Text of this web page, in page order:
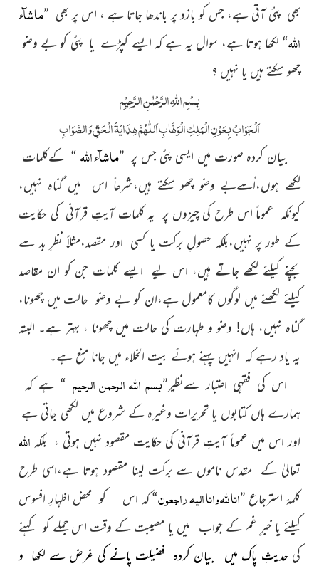
بھی پٹی آتی ہے، جس کو بازو پر باندھا جاتا ہے ، اس پر بھی ”ماشآء
اللہ“ لکھا ہوتا ہے، سوال یہ ہے کہ ایسے کپڑے یا پٹی کو بے وضو
چھو سکتے ہیں یا نہیں ؟
بِسْمِ اللّٰہِ الرَّحْمٰنِ الرَّحِیْمِ
اَلْجَوَابُ بِعَوْنِ الْمَلِکِ الْوَھَّابِ اَللّٰھُمَّ ھِدَایَۃَ الْحَقِّ وَالصَّوَابِ
بیان کردہ صورت میں ایسی پٹی جس پر ”ماشآء اللہ “ کےکلمات
لکھے ہوں،اُسےبے وضو چھو سکتے ہیں،شرعاً اس میں گناہ نہیں،
کیونکہ عموماً اس طرح کی چیزوں پر یہ کلمات آیتِ قرآنی کی حکایت
کے طور پر نہیں،بلکہ حصولِ برکت یا کسی اور مقصد،مثلاً نظرِ بد سے
بچنے کیلئے لکھے جاتے ہیں، اس لیے ایسے کلمات جن کو ان مقاصد
کیلئے لکھنے میں لوگوں کامعمول ہے،ان کو بے وضو حالت میں چھونا،
گناہ نہیں، ہاں! وضو و طہارت کی حالت میں چھونا ، بہتر ہے۔ البتہ
یہ یاد رہے کہ انہیں پہنے ہوئے بیت الخلاء میں جانا منع ہے۔
اس کی فقہی اعتبار سےنظیر”بسم اللہ الرحمن الرحیم “ ہے کہ
ہمارے ہاں کتابوں یا تحریرات وغیرہ کے شروع میں لکھی جاتی ہے
اور اس میں عموماً آیتِ قرآنی کی حکایت مقصود نہیں ہوتی ، بلکہ اللہ
تعالیٰ کے مقدس ناموں سے برکت لینا مقصود ہوتا ہے،اسی طرح
کلمۂ استرجاع ”انا للہ وانا الیہ راجعون“ کہ اس کو محض اظہارِ افسوس
کیلئے یا خبرِ غم کے جواب میں یا مصیبت کے وقت اس جملے کو کہنے
کی حدیثِ پاک میں بیان کردہ فضیلت پانے کی غرض سے لکھا و